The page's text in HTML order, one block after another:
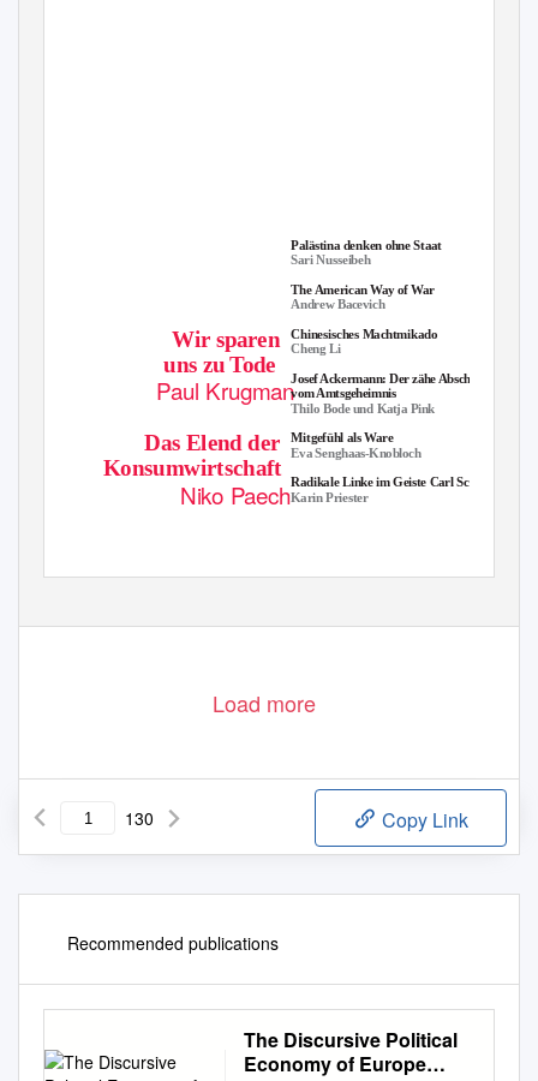
Palästina denken ohne Staat
Sari Nusseibeh
The American Way of War
Andrew Bacevich
Chinesisches Machtmikado
Cheng Li
Wir sparen
uns zu Tode
Paul KrugmanJosef Ackermann: Der zähe Abschied
vom Amtsgeheimnis
Thilo Bode und Katja Pink
Mitgefühl als Ware
Eva Senghaas-Knobloch
Das Elend der
Konsumwirtschaft
Radikale Linke im Geiste Carl Schmitts
Karin Priester
Niko Paech
Load more
130 Copy Link
Recommended publications
The Discursive Political
Economy of Europe